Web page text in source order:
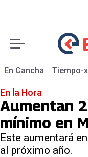
En Cancha Tiempo-x
En la Hora
Aumentan
mínimo en
Este aumentará
al próximo año.